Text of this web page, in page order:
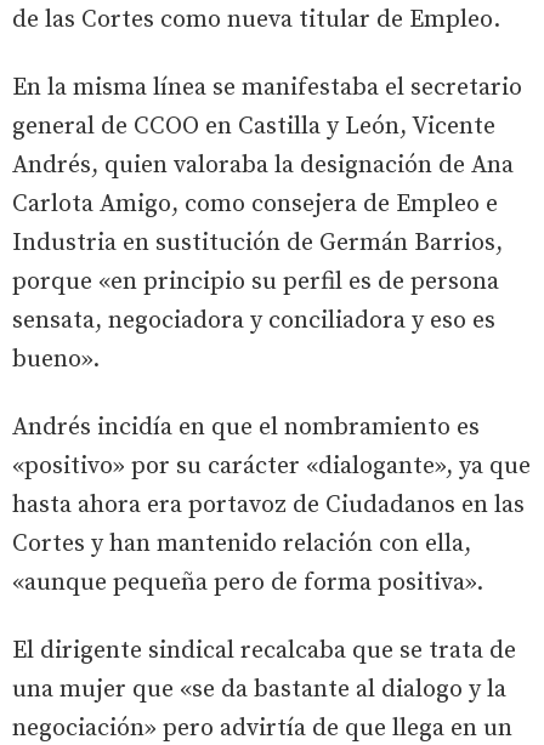
de las Cortes como nueva titular de Empleo.
En la misma línea se manifestaba el secretario
general de CCOO en Castilla y León, Vicente
Andrés, quien valoraba la designación de Ana
Carlota Amigo, como consejera de Empleo e
Industria en sustitución de Germán Barrios,
porque «en principio su perfil es de persona
sensata, negociadora y conciliadora y eso es
bueno».
Andrés incidía en que el nombramiento es
«positivo» por su carácter «dialogante», ya que
hasta ahora era portavoz de Ciudadanos en las
Cortes y han mantenido relación con ella,
«aunque pequeña pero de forma positiva».
El dirigente sindical recalcaba que se trata de
una mujer que «se da bastante al dialogo y la
negociación» pero advirtía de que llega en un